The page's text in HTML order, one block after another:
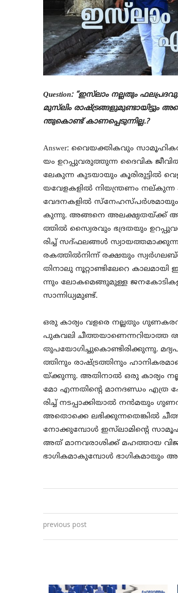
Question: “ഇസ്‌ലാം നല്ലതും
മുസ്‌ലിം രാഷ്ട്രങ്ങളുമുണ്ടായിട്ടും
ന്തുകൊണ്ട് കാണപ്പെടുന്നില്ല.?
Answer: വൈയക്തികവും
യം ഉറപ്പുവരുത്തുന്ന ദൈവിക
ലേകുന്ന കുടയായും കൂരിരുട്ടിൽ
യവേളകളിൽ നിയന്ത്രണം നല്കുന്ന
വേദനകളിൽ സ്നേഹസ്പർശമായും
കുന്നു. അങ്ങനെ അലക്ഷ്യതയ്ക്ക്
ത്തിൽ സ്വൈരവും ഭദ്രതയും
രിച്ച് സദ്ഫലങ്ങൾ
രകത്തിൽനിന്ന് രക്ഷയും
തിനാലു നൂറ്റാണ്ടിലേറെ
ന്നും ലോകമെങ്ങുമുള്ള
സാന്നിധ്യമുണ്ട്.
ഒരു കാര്യം വളരെ നല്ലതും
പുകവലി
തുപയോഗിച്ചുകൊണ്ടിരിക്കുന്നു.
ത്തിനും രാഷ്ട്രത്തിനും
യ്ക്കുന്നു. അതിനാൽ ഒരു കാര്യം
മോ എന്നതിന്റെ മാനദണ്ഡം എത്ര
രിച്ച് നടപ്പാക്കിയാൽ നൻമയും
അതൊക്കെ ലഭിക്കുന്നതെങ്കിൽ
നോക്കുമ്പോൾ ഇസ്‌ലാമിന്റെ
അത് മാനവരാശിക്ക് മഹത്തായ
ഭാഗികമാകുമ്പോൾ
previous post